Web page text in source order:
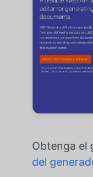
Obtenga el
del